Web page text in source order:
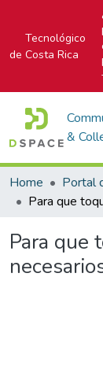
Tecnológico
de Costa Rica
&
Home
Para que